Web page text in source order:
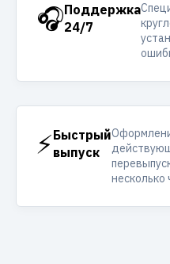
🎧Поддержка
24/7
⚡Быстрый
выпуск
несколько